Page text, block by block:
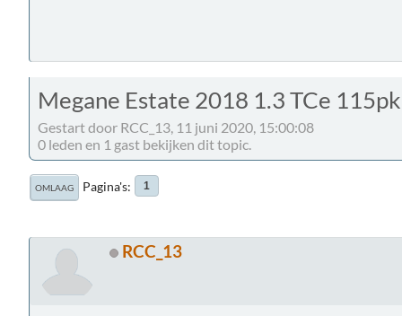
Megane Estate 2018 1.3 TCe
Gestart door RCC_13, 11 juni 2020, 15:00:08
0 leden en 1 gast bekijken dit topic.
OMLAAG Pagina's 1
RCC_13